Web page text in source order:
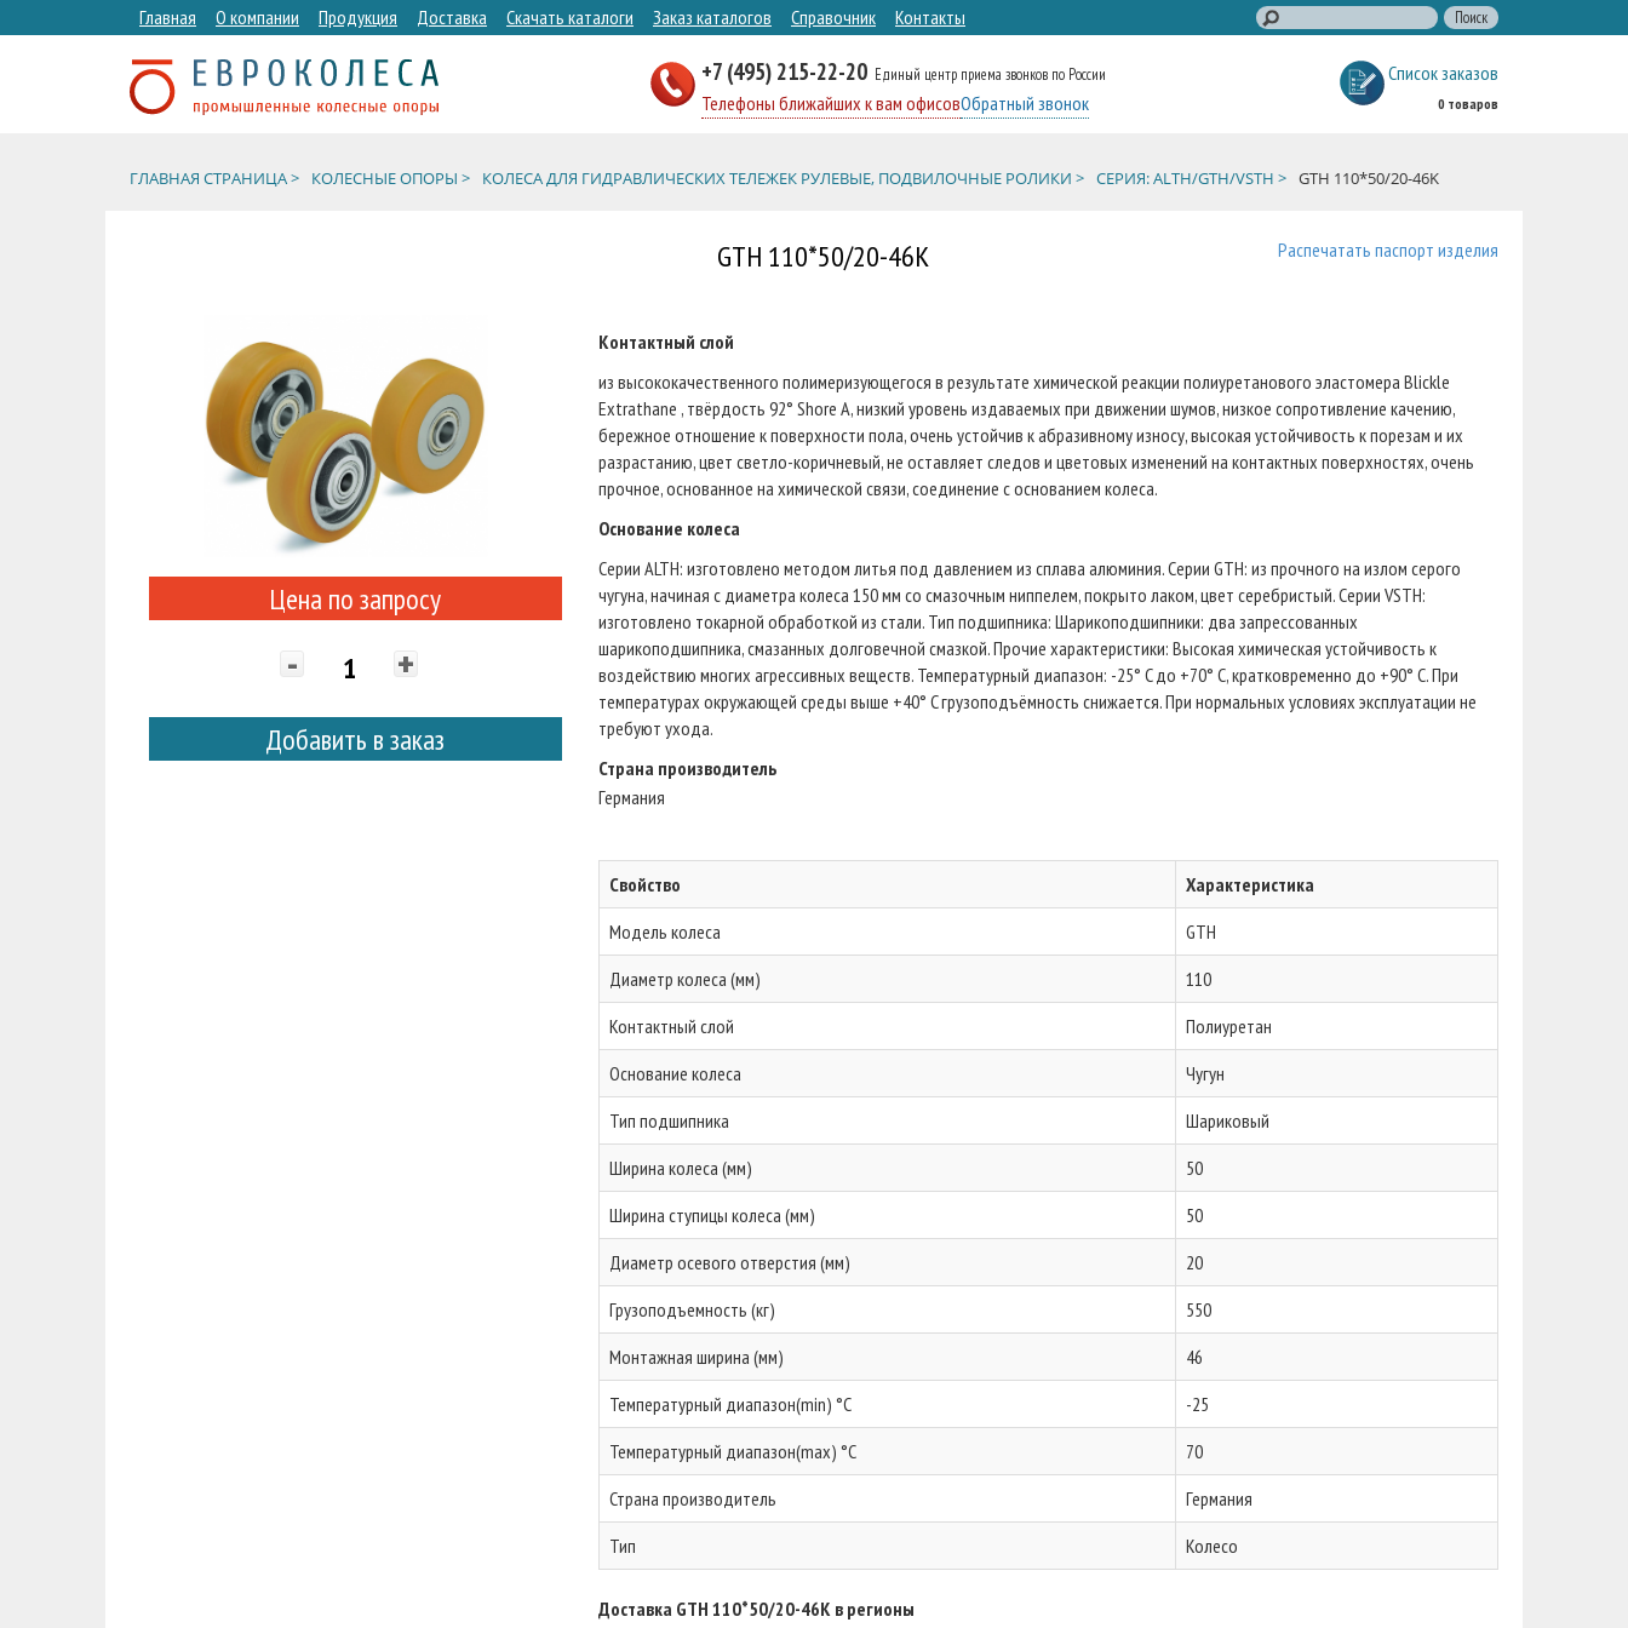
Главная О компании Продукция Доставка Скачать каталоги Заказ каталогов Справочник Контакты
+7 (495) 215-22-20 Единый центр приема звонков по России
Телефоны ближайших к вам офисовОбратный звонок
Список заказов
0 товаров
ГЛАВНАЯ СТРАНИЦА > КОЛЕСНЫЕ ОПОРЫ > КОЛЕСА ДЛЯ ГИДРАВЛИЧЕСКИХ ТЕЛЕЖЕК РУЛЕВЫЕ, ПОДВИЛОЧНЫЕ РОЛИКИ > СЕРИЯ: ALTH/GTH/VSTH > GTH 110*50/20-46K
GTH 110*50/20-46K Распечатать паспорт изделия
Цена по запросу
- +
Добавить в заказ
Контактный слой
из высококачественного полимеризующегося в результате химической реакции полиуретанового эластомера Blickle
Extrathane , твёрдость 92° Shore A, низкий уровень издаваемых при движении шумов, низкое сопротивление качению,
бережное отношение к поверхности пола, очень устойчив к абразивному износу, высокая устойчивость к порезам и их
разрастанию, цвет светло-коричневый, не оставляет следов и цветовых изменений на контактных поверхностях, очень
прочное, основанное на химической связи, соединение с основанием колеса.
Основание колеса
Серии ALTH: изготовлено методом литья под давлением из сплава алюминия. Серии GTH: из прочного на излом серого
чугуна, начиная с диаметра колеса 150 мм со смазочным ниппелем, покрыто лаком, цвет серебристый. Серии VSTH:
изготовлено токарной обработкой из стали. Тип подшипника: Шарикоподшипники: два запрессованных
шарикоподшипника, смазанных долговечной смазкой. Прочие характеристики: Высокая химическая устойчивость к
воздействию многих агрессивных веществ. Температурный диапазон: -25° C до +70° C, кратковременно до +90° C. При
температурах окружающей среды выше +40° C грузоподъёмность снижается. При нормальных условиях эксплуатации не
требуют ухода.
Страна производитель
Германия
Свойство
Характеристика
Модель колеса
GTH
Диаметр колеса (мм)
110
Контактный слой
Полиуретан
Основание колеса
Чугун
Тип подшипника
Шариковый
Ширина колеса (мм)
50
Ширина ступицы колеса (мм)
50
Диаметр осевого отверстия (мм)
20
Грузоподъемность (кг)
550
Монтажная ширина (мм)
46
Температурный диапазон(min) °C
-25
Температурный диапазон(max) °C
70
Страна производитель
Германия
Тип
Колесо
Доставка GTH 110*50/20-46K в регионы